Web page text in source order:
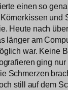
einen so
und
Heute nach
länger am
war. Keine
ging nur
Schmerzen
still auf dem